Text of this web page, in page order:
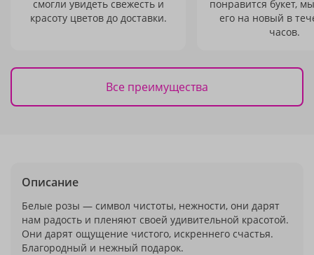
смогли увидеть свежесть и
красоту цветов до доставки.
понравится букет,
его на новый в
часов.
Все преимущества
Описание
Белые розы — символ чистоты, нежности, они дарят
нам радость и пленяют своей удивительной красотой.
Они дарят ощущение чистого, искреннего счастья.
Благородный и нежный подарок.